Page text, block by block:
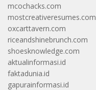
mcochacks.com
mostcreativeresumes.com
oxcarttavern.com
riceandshinebrunch.com
shoesknowledge.com
aktualinformasi.id
faktadunia.id
gapurainformasi.id